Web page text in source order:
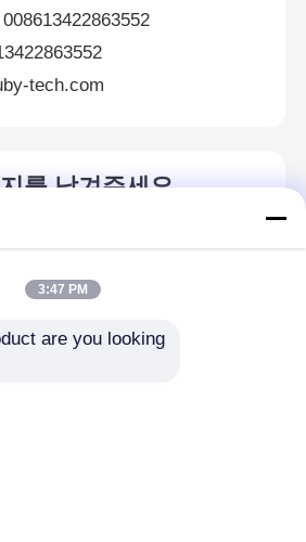
008613422863552
tech.com
를 남겨주세요
3:47 PM
are you looking